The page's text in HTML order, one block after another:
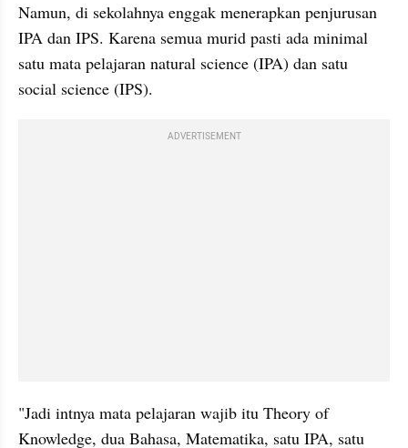
Namun, di sekolahnya enggak menerapkan penjurusan
IPA dan IPS. Karena semua murid pasti ada minimal
satu mata pelajaran natural science (IPA) dan satu
social science (IPS).
ADVERTISEMENT
"Jadi intnya mata pelajaran wajib itu Theory of
Knowledge, dua Bahasa, Matematika, satu IPA, satu